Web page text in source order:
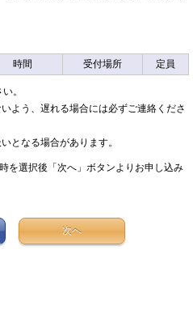
時間 受付場所 定員
。
よう、遅れる場合には必ずご連絡くださ
となる場合があります。
を選択後「次へ」ボタンよりお申し込み
次へ